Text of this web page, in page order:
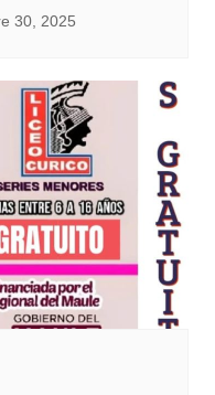
30, 2025